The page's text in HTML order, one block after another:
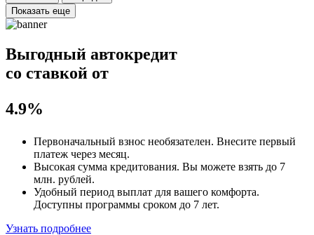
Показать еще
Выгодный автокредит
со ставкой от
4.9%
Первоначальный взнос необязателен. Внесите первый
платеж через месяц.
Высокая сумма кредитования. Вы можете взять до 7
млн. рублей.
Удобный период выплат для вашего комфорта.
Доступны программы сроком до 7 лет.
Узнать подробнее